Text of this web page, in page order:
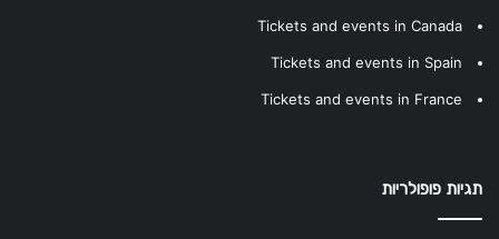
Tickets and events in Canada
Tickets and events in Spain
Tickets and events in France
תגיות פופולריות